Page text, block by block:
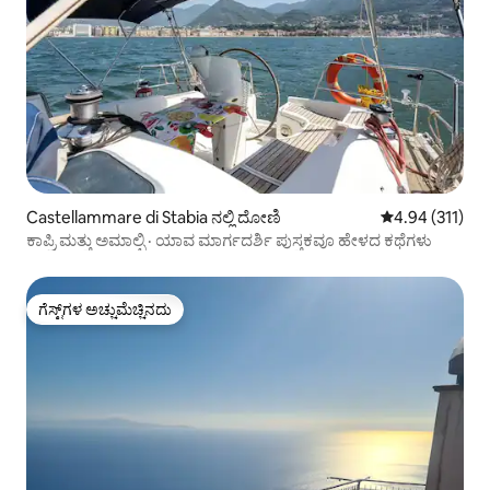
Castellammare di Stabia ನಲ್ಲಿ ದೋಣಿ 5 ರಲ್ಲಿ 4.94
4.94 (311)
ಕಾಪ್ರಿ ಮತ್ತು ಅಮಾಲ್ಫಿ · ಯಾವ ಮಾರ್ಗದರ್ಶಿ ಪುಸ್ತಕವೂ ಹೇಳದ ಕಥೆಗಳು
ಗೆಸ್ಟ್‌ಗಳ ಅಚ್ಚುಮೆಚ್ಚಿನದು
ಗೆಸ್ಟ್‌ಗಳ ಅಚ್ಚುಮೆಚ್ಚಿನದು